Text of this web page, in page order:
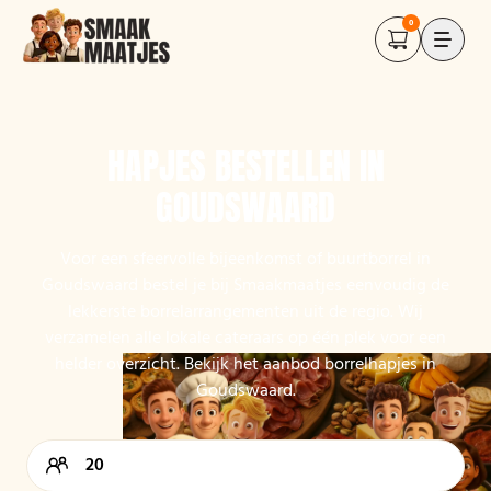
0
helder overzicht. Bekijk het aanbod borrelhapjes in
Goudswaard.